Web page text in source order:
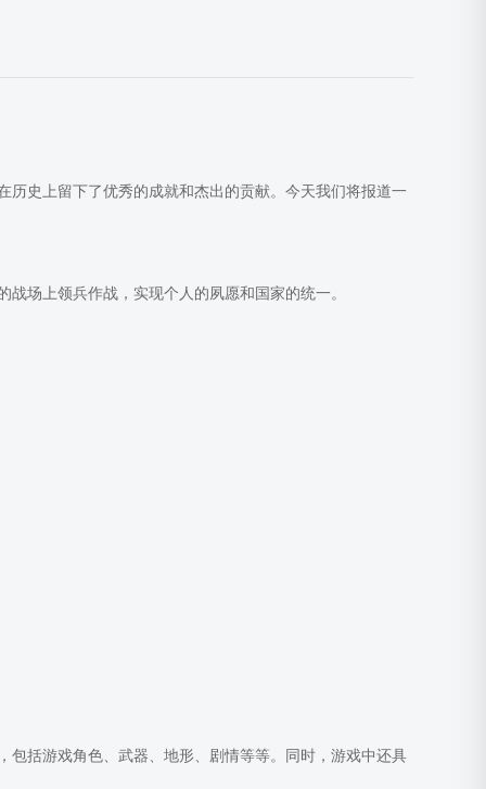
史上留下了优秀的成就和杰出的贡献。今天我们将报道一
场上领兵作战，实现个人的夙愿和国家的统一。
括游戏角色、武器、地形、剧情等等。同时，游戏中还具